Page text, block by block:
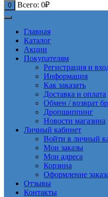
0 Всего: 0₽
Главная
Каталог
Акции
Покупателям
Регистрация и
Информация
Как заказать
Доставка и оплата
Обмен / возврат
Дропшиппинг
Новости магазина
Личный кабинет
Войти в личный
Мои заказы
Мои адреса
Корзина
Оформление
Отзывы
Контакты